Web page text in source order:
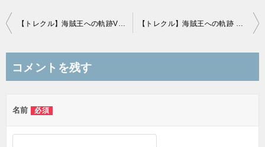
投
ビ
ー
シ
【トレクル】海賊王への軌跡VSハンコック 【トレクル】海賊王への軌跡 VS 黄猿 攻略
コメントを残す
名前 必須